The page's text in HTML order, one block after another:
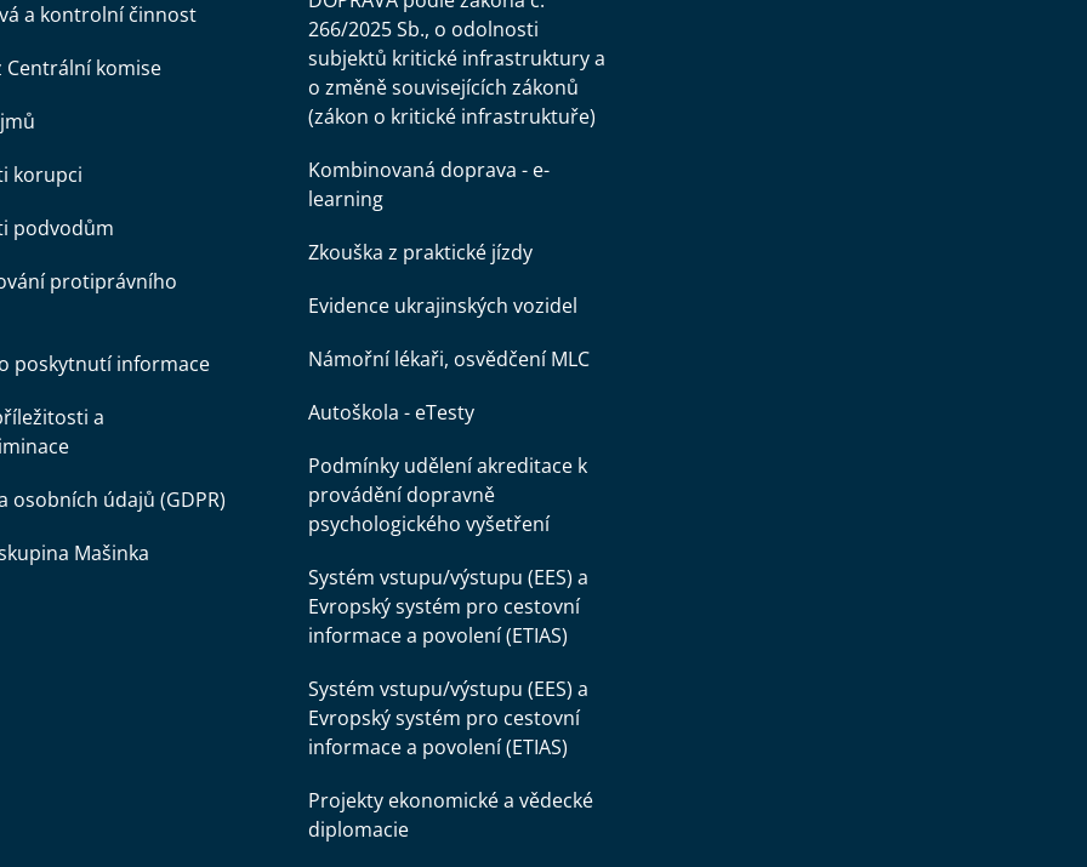
a kontrolní činnost
Centrální komise
korupci
podvodům
protiprávního
poskytnutí informace
a
osobních údajů (GDPR)
Mašinka
266/2025 Sb., o odolnosti
subjektů kritické infrastruktury a
o změně souvisejících zákonů
(zákon o kritické infrastruktuře)
Kombinovaná doprava - e-
learning
Zkouška z praktické jízdy
Evidence ukrajinských vozidel
Námořní lékaři, osvědčení MLC
Autoškola - eTesty
Podmínky udělení akreditace k
provádění dopravně
psychologického vyšetření
Systém vstupu/výstupu (EES) a
Evropský systém pro cestovní
informace a povolení (ETIAS)
Systém vstupu/výstupu (EES) a
Evropský systém pro cestovní
informace a povolení (ETIAS)
Projekty ekonomické a vědecké
diplomacie